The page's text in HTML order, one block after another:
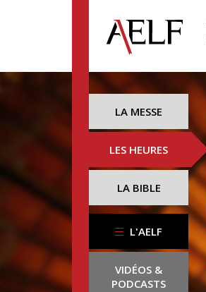
LA MESSE
LES HEURES
LA BIBLE
L'AELF
VIDÉOS &
PODCASTS